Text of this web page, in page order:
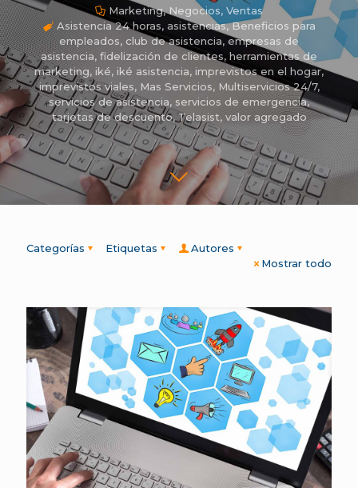
Marketing,Negocios, Ventas
Asistencia 24 horas, asistencias,Beneficios para
empleados, club de asistencia, empresas de
asistencia, fidelización de clientes, herramientas de
marketing, iké, iké asistencia, imprevistos en el hogar,
imprevistos viales, Mas Servicios, Multiservicios 24/7,
servicios de asistencia, servicios de emergencia,
tarjetas de descuento,Telasist,valor agregado
Categorías Etiquetas
Autores
Mostrar todo